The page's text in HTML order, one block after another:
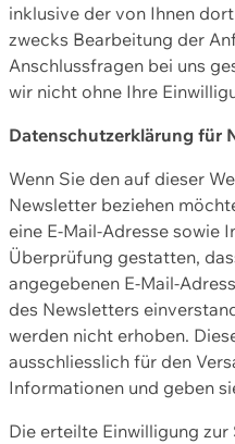
inklusive der von Ihnen
zwecks Bearbeitung der
Anschlussfragen bei uns
wir nicht ohne Ihre
Datenschutzerklärung für
Wenn Sie den auf dieser
Newsletter beziehen
eine E-Mail-Adresse sowie
Überprüfung gestatten,
angegebenen E-Mail-
des Newsletters
werden nicht erhoben.
ausschliesslich für den
Informationen und geben
Die erteilte Einwilligung